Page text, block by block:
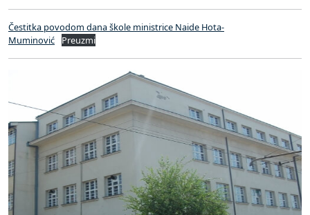
Čestitka povodom dana škole ministrice Naide Hota-
Muminović
Preuzmi